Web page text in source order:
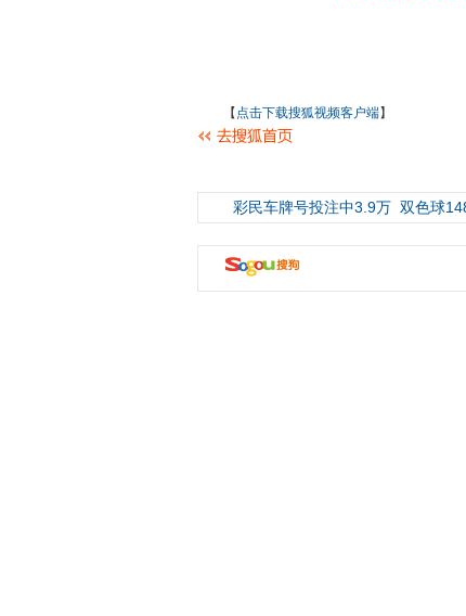
【 点击下载搜狐视频客户端】
彩民车牌号投注中3.9万 双色球